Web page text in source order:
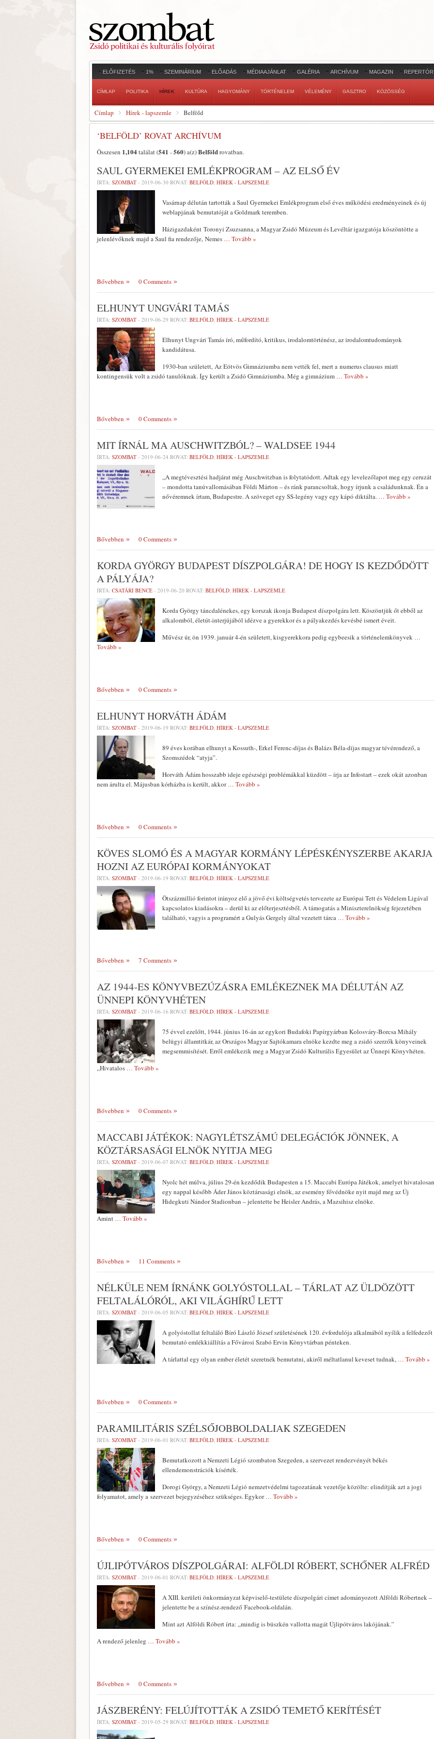
ELŐFIZETÉS 1% SZEMINÁRIUM ELŐADÁS MÉDIAAJÁNLAT GALÉRIA ARCHÍVUM MAGAZIN
CÍMLAP POLITIKA HÍREK KULTÚRA HAGYOMÁNY TÖRTÉNELEM VÉLEMÉNY GASZTRO KÖZÖSSÉG
Címlap Hírek - lapszemle Belföld
‘BELFÖLD’ ROVAT ARCHÍVUM
Összesen 1,104találat (541 -560) a(z)Belföldrovatban.
SAUL GYERMEKEI EMLÉKPROGRAM – AZ ELSŐ ÉV
ÍRTA: SZOMBAT - 2019-06-30 ROVAT: BELFÖLD, HÍREK - LAPSZEMLE
Vasárnap délután tartották a Saul Gyermekei Emlékprogram első éves működési eredményeinek és új
weblapjának bemutatóját a Goldmark teremben.
Házigazdaként Toronyi Zsuzsanna, a Magyar Zsidó Múzeum és Levéltár igazgatója köszöntötte a
jelenlévőknek majd a Saul fia rendezője, Nemes … Tovább »
Bővebben 0 Comments
ELHUNYT UNGVÁRI TAMÁS
ÍRTA: SZOMBAT - 2019-06-29 ROVAT: BELFÖLD, HÍREK - LAPSZEMLE
Elhunyt Ungvári Tamás író, műfordító, kritikus, irodalomtörténész, az irodalomtudományok
kandidátusa.
1930-ban született, Az Eötvös Gimnáziumba nem vették fel, mert a numerus clausus miatt
kontingensük volt a zsidó tanulóknak. Így került a Zsidó Gimnáziumba. Még a gimnázium … Tovább »
Bővebben 0 Comments
MIT ÍRNÁL MA AUSCHWITZBÓL? – WALDSEE 1944
ÍRTA: SZOMBAT - 2019-06-24 ROVAT: BELFÖLD, HÍREK - LAPSZEMLE
„A megtévesztési hadjárat még Auschwitzban is folytatódott. Adtak egy levelezőlapot meg egy ceruzát
– mondotta tanúvallomásában Földi Márton – és ránk parancsoltak, hogy írjunk a családunknak. Én a
nővéremnek írtam, Budapestre. A szöveget egy SS-legény vagy egy kápó diktálta. … Tovább »
Bővebben 0 Comments
KORDA GYÖRGY BUDAPEST DÍSZPOLGÁRA! DE HOGY IS KEZDŐDÖTT
A PÁLYÁJA?
ÍRTA: CSATÁRI BENCE - 2019-06-20 ROVAT: BELFÖLD, HÍREK - LAPSZEMLE
Korda György táncdalénekes, egy korszak ikonja Budapest díszpolgára lett. Köszöntjük őt ebből az
alkalomból, életút-interjújából idézve a gyerekkor és a pályakezdés kevésbé ismert éveit.
Művész úr, ön 1939. január 4-én született, kisgyerekkora pedig egybeesik a történelemkönyvek …
Tovább »
Bővebben 0 Comments
ELHUNYT HORVÁTH ÁDÁM
ÍRTA: SZOMBAT - 2019-06-19 ROVAT: BELFÖLD, HÍREK - LAPSZEMLE
89 éves korában elhunyt a Kossuth-, Erkel Ferenc-díjas és Balázs Béla-díjas magyar tévérendező, a
Szomszédok “atyja”.
Horváth Ádám hosszabb ideje egészségi problémákkal küzdött – írja az Infostart – ezek okát azonban
nem árulta el. Májusban kórházba is került, akkor… Tovább »
Bővebben 0 Comments
KÖVES SLOMÓ ÉS A MAGYAR KORMÁNY LÉPÉSKÉNYSZERBE AKARJA
HOZNI AZ EURÓPAI KORMÁNYOKAT
ÍRTA: SZOMBAT - 2019-06-19 ROVAT: BELFÖLD, HÍREK - LAPSZEMLE
Ötszázmillió forintot irányoz elő a jövő évi költségvetés tervezete az Európai Tett és Védelem Ligával
kapcsolatos kiadásokra – derül ki az előterjesztésből. A támogatás a Miniszterelnökség fejezetében
található, vagyis a programért a Gulyás Gergely által vezetett tárca … Tovább »
Bővebben 7 Comments
AZ 1944-ES KÖNYVBEZÚZÁSRA EMLÉKEZNEK MA DÉLUTÁN AZ
ÜNNEPI KÖNYVHÉTEN
ÍRTA: SZOMBAT - 2019-06-16 ROVAT: BELFÖLD, HÍREK - LAPSZEMLE
75 évvel ezelőtt, 1944. június 16-án az egykori Budafoki Papírgyárban Kolosváry-Borcsa Mihály
belügyi államtitkár, az Országos Magyar Sajtókamara elnöke kezdte meg a zsidó szerzők könyveinek
megsemmisítését. Erről emlékezik meg a Magyar Zsidó Kulturális Egyesület az Ünnepi Könyvhéten.
„Hivatalos … Tovább »
Bővebben 0 Comments
MACCABI JÁTÉKOK: NAGYLÉTSZÁMÚ DELEGÁCIÓK JÖNNEK, A
KÖZTÁRSASÁGI ELNÖK NYITJA MEG
ÍRTA: SZOMBAT - 2019-06-07 ROVAT: BELFÖLD, HÍREK - LAPSZEMLE
Nyolc hét múlva, július 29-én kezdődik Budapesten a 15. Maccabi Európa Játékok, amelyet hivatalosan
egy nappal később Áder János köztársasági elnök, az esemény fővédnöke nyit majd meg az Új
Hidegkuti Nándor Stadionban – jelentette be Heisler András, a Mazsihisz elnöke.
Amint … Tovább »
Bővebben 11 Comments
NÉLKÜLE NEM ÍRNÁNK GOLYÓSTOLLAL – TÁRLAT AZ ÜLDÖZÖTT
FELTALÁLÓRÓL, AKI VILÁGHÍRŰ LETT
ÍRTA: SZOMBAT - 2019-06-05 ROVAT: BELFÖLD, HÍREK - LAPSZEMLE
A golyóstollat feltaláló Bíró László József születésének 120. évfordulója alkalmából nyílik a felfedezőt
bemutató emlékkiállítás a Fővárosi Szabó Ervin Könyvtárban pénteken.
A tárlattal egy olyan ember életét szeretnék bemutatni, akiről méltatlanul keveset tudnak, … Tovább »
Bővebben 0 Comments
PARAMILITÁRIS SZÉLSŐJOBBOLDALIAK SZEGEDEN
ÍRTA: SZOMBAT - 2019-06-01 ROVAT: BELFÖLD, HÍREK - LAPSZEMLE
Bemutatkozott a Nemzeti Légió szombaton Szegeden, a szervezet rendezvényét békés
ellendemonstrációk kísérték.
Dorogi György, a Nemzeti Légió nemzetvédelmi tagozatának vezetője közölte: elindítják azt a jogi
folyamatot, amely a szervezet bejegyzéséhez szükséges. Egykor… Tovább »
Bővebben 0 Comments
ÚJLIPÓTVÁROS DÍSZPOLGÁRAI: ALFÖLDI RÓBERT, SCHŐNER ALFRÉD
ÍRTA: SZOMBAT - 2019-06-01 ROVAT: BELFÖLD, HÍREK - LAPSZEMLE
A XIII. kerületi önkormányzat képviselő-testülete díszpolgári címet adományozott Alföldi Róbertnek –
jelentette be a színész-rendező Facebook-oldalán.
Mint azt Alföldi Róbert írta: „mindig is büszkén vallotta magát Újlipótváros lakójának.”
A rendező jelenleg … Tovább »
Bővebben 0 Comments
JÁSZBERÉNY: FELÚJÍTOTTÁK A ZSIDÓ TEMETŐ KERÍTÉSÉT
ÍRTA: SZOMBAT - 2019-05-29 ROVAT: BELFÖLD, HÍREK - LAPSZEMLE